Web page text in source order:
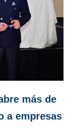
más de
a empresas